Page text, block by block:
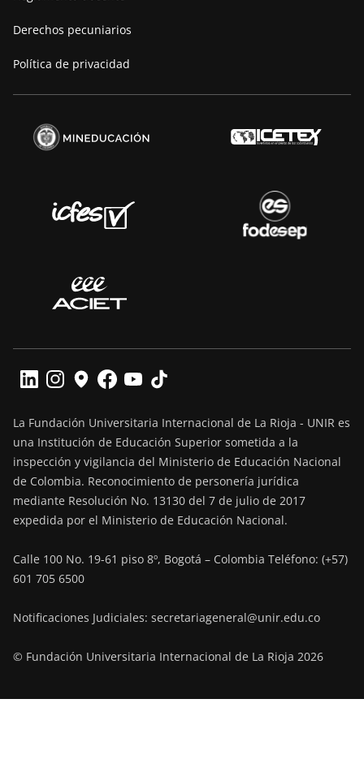
Derechos pecuniarios
Política de privacidad
La Fundación Universitaria Internacional de La Rioja - UNIR es
una Institución de Educación Superior sometida a la
inspección y vigilancia del Ministerio de Educación Nacional
de Colombia. Reconocimiento de personería jurídica
mediante Resolución No. 13130 del 7 de julio de 2017
expedida por el Ministerio de Educación Nacional.
Calle 100 No. 19-61 piso 8º, Bogotá – Colombia Teléfono: (+57)
601 705 6500
Notificaciones Judiciales: secretariageneral@unir.edu.co
© Fundación Universitaria Internacional de La Rioja 2026